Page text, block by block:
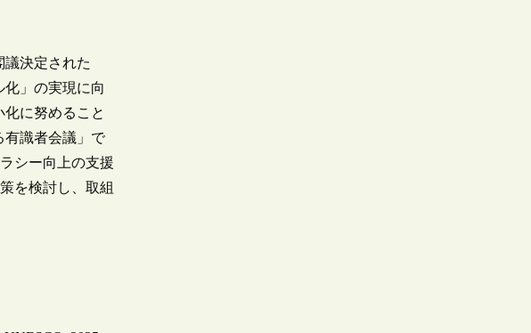
議決定された
化」の実現に向
に努めること
有識者会議」で
シー向上の支援
を検討し、取組